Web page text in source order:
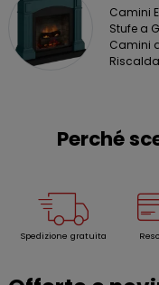
Camini
Stufe a
Camini
Perché
Spedizione gratuita